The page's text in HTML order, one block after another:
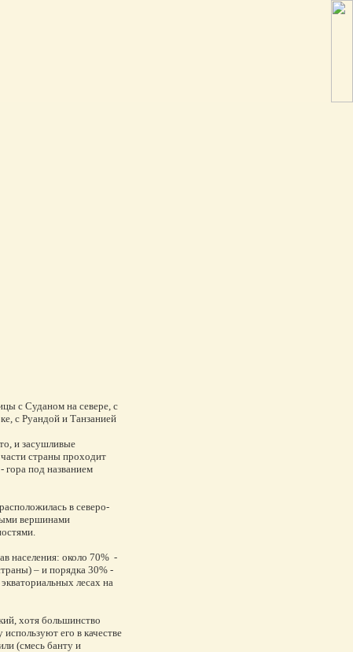
с Суданом на севере, с
с Руандой и Танзанией
и засушливые
страны проходит
гора под названием
в северо-
вершинами
населения: около 70% -
– и порядка 30% -
лесах на
хотя большинство
его в качестве
(смесь банту и